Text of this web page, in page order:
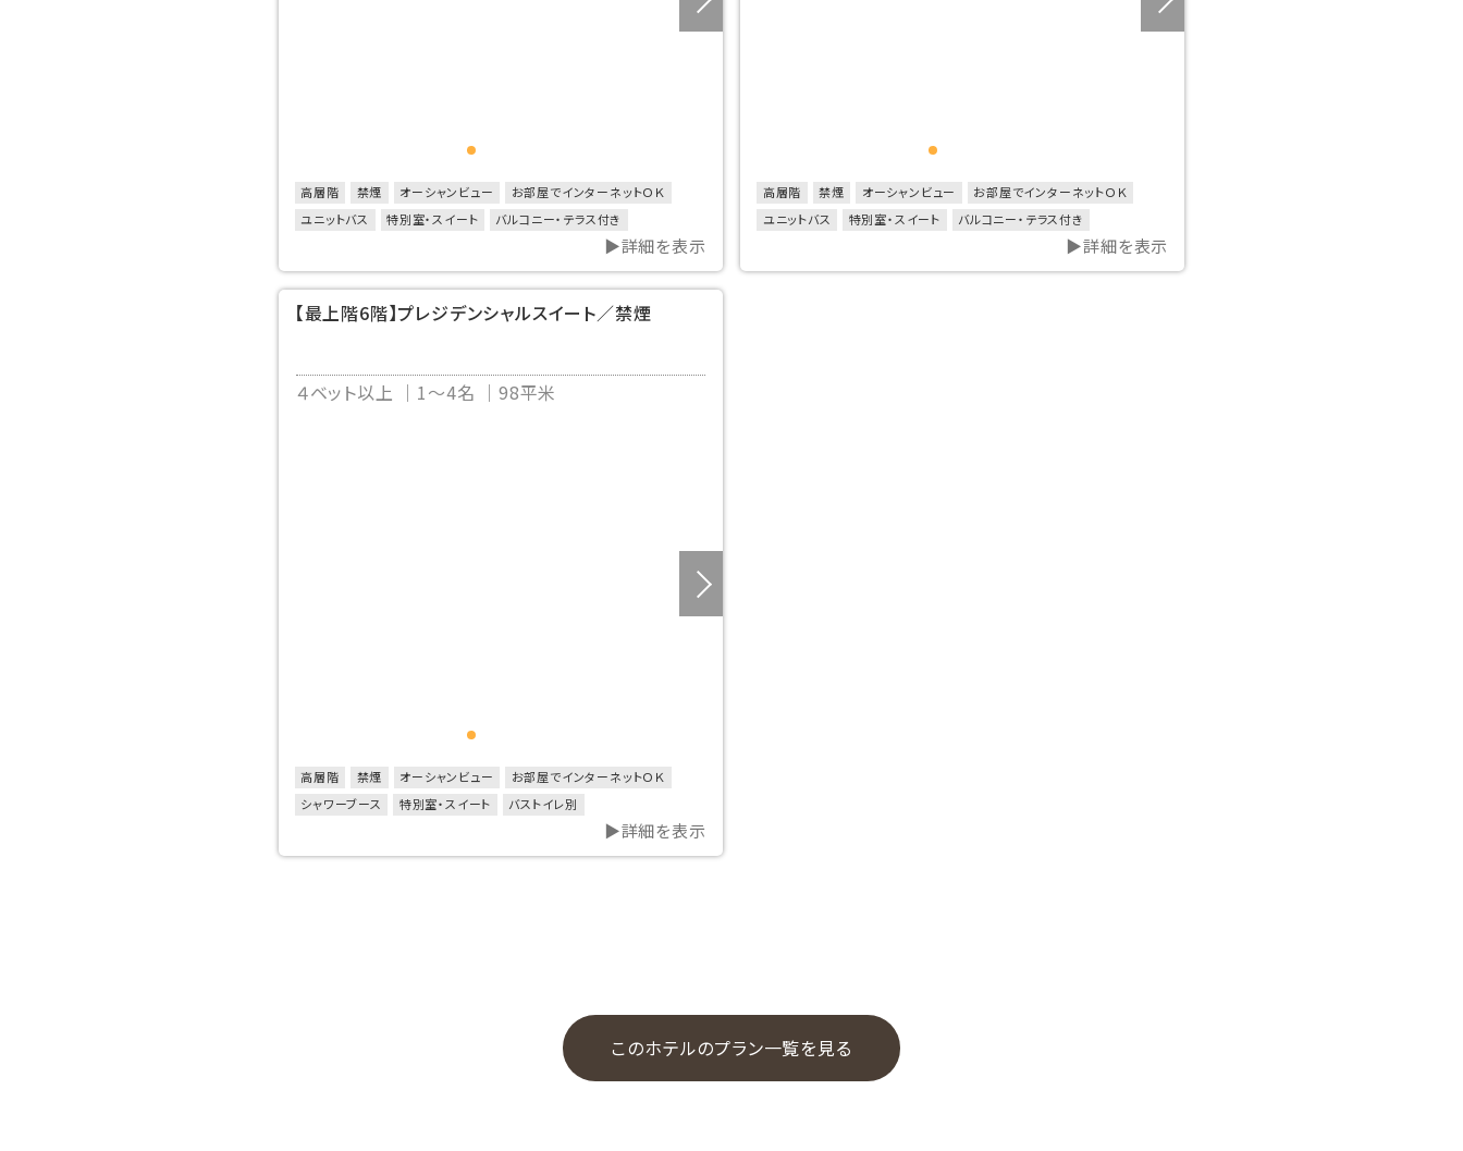
高層階 禁煙 オーシャンビュー
お部屋でインターネットＯＫ
ユニットバス
特別室・スイート
バルコニー・テラス付き
▶詳細を表示
高層階 禁煙 オーシャンビュー
お部屋でインターネットＯＫ
ユニットバス
特別室・スイート
バルコニー・テラス付き
▶詳細を表示
【最上階6階】プレジデンシャルスイート／禁煙
４ベット以上 1～4名 98平米
高層階 禁煙 オーシャンビュー
お部屋でインターネットＯＫ
シャワーブース
特別室・スイート
バストイレ別
▶詳細を表示
このホテルのプラン一覧を見る